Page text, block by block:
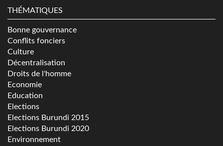
THÉMATIQUES
Bonne gouvernance
Conflits fonciers
Culture
Décentralisation
Droits de l'homme
Economie
Education
Elections
Elections Burundi 2015
Elections Burundi 2020
Environnement